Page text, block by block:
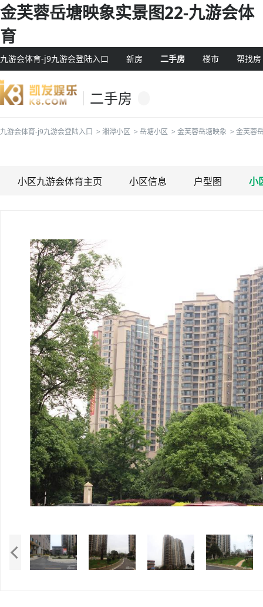
金芙蓉岳塘映象实景图22-九游会体
育
九游会体育-j9九游会登陆入口 新房 二手房 楼市 帮找房
二手房
九游会体育-j9九游会登陆入口 > 湘潭小区 > 岳塘小区 > 金芙蓉岳塘映象 > 金芙蓉
小区九游会体育主页 小区信息 户型图 小